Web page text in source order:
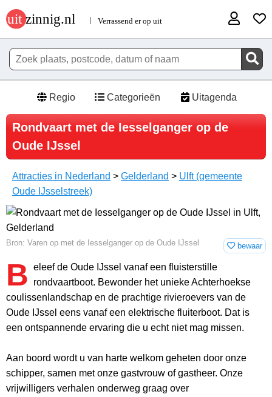
Regio Categorieën Uitagenda
Rondvaart met de Iesselganger op de
Oude IJssel
Attracties in Nederland > Gelderland > Ulft (gemeente
Oude IJsselstreek)
bewaar
Bron: Varen op met de Iesselganger op de Oude IJssel
B eleef de Oude IJssel vanaf een fluisterstille
rondvaartboot. Bewonder het unieke Achterhoekse
coulissenlandschap en de prachtige rivieroevers van de
Oude IJssel eens vanaf een elektrische fluiterboot. Dat is
een ontspannende ervaring die u echt niet mag missen.
Aan boord wordt u van harte welkom geheten door onze
schipper, samen met onze gastvrouw of gastheer. Onze
vrijwilligers verhalen onderweg graag over